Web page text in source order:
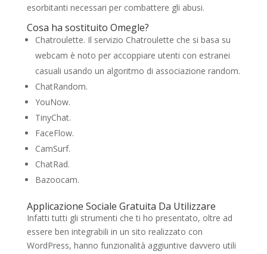
esorbitanti necessari per combattere gli abusi.
Cosa ha sostituito Omegle?
Chatroulette. Il servizio Chatroulette che si basa su
webcam è noto per accoppiare utenti con estranei
casuali usando un algoritmo di associazione random.
ChatRandom.
YouNow.
TinyChat.
FaceFlow.
CamSurf.
ChatRad.
Bazoocam.
Applicazione Sociale Gratuita Da Utilizzare
Infatti tutti gli strumenti che ti ho presentato, oltre ad
essere ben integrabili in un sito realizzato con
WordPress, hanno funzionalità aggiuntive davvero utili